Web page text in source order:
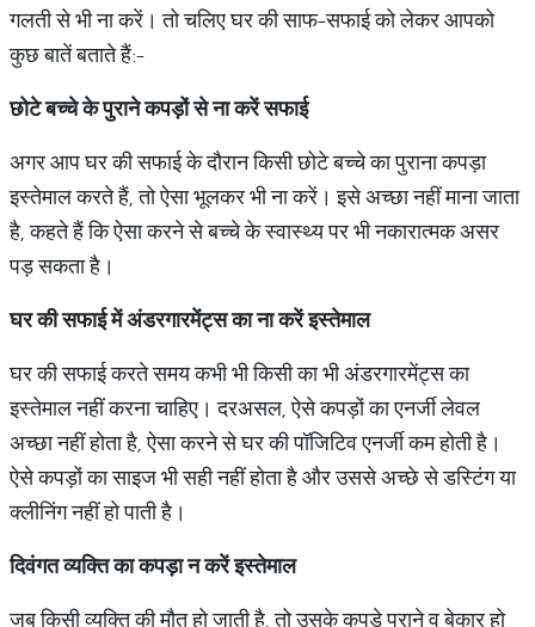
गलती से भी ना करें। तो चलिए घर की साफ-सफाई को लेकर आपको
कुछ बातें बताते हैं:-
छोटेबच्चेकेपुरानेकपड़ोंसेनाकरेंसफाई
अगर आप घर की सफाई के दौरान किसी छोटे बच्चे का पुराना कपड़ा
इस्तेमाल करते हैं, तो ऐसा भूलकर भी ना करें। इसे अच्छा नहीं माना जाता
है, कहते हैं कि ऐसा करने से बच्चे के स्वास्थ्य पर भी नकारात्मक असर
पड़ सकता है।
घरकीसफाईमेंअंडरगारमेंट्सकानाकरेंइस्तेमाल
घर की सफाई करते समय कभी भी किसी का भी अंडरगारमेंट्स का
इस्तेमाल नहीं करना चाहिए। दरअसल, ऐसे कपड़ों का एनर्जी लेवल
अच्छा नहीं होता है, ऐसा करने से घर की पॉजिटिव एनर्जी कम होती है।
ऐसे कपड़ों का साइज भी सही नहीं होता है और उससे अच्छे से डस्टिंग या
क्लीनिंग नहीं हो पाती है।
दिवंगतव्यक्तिकाकपड़ानकरेंइस्तेमाल
जब किसी व्यक्ति की मौत हो जाती है, तो उसके कपड़े पुराने व बेकार हो